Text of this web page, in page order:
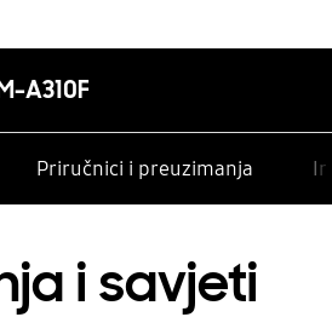
A310F
Priručnici i preuzimanja
i savjeti